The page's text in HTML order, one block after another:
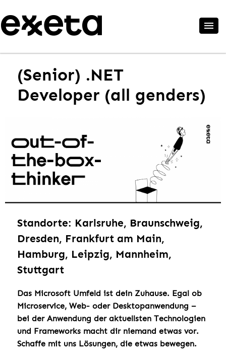
(Senior) .NET
Developer (all genders)
Standorte: Karlsruhe, Braunschweig,
Dresden, Frankfurt am Main,
Hamburg, Leipzig, Mannheim,
Stuttgart
Das Microsoft Umfeld ist dein Zuhause. Egal ob
Microservice, Web- oder Desktopanwendung –
bei der Anwendung der aktuellsten Technologien
und Frameworks macht dir niemand etwas vor.
Schaffe mit uns Lösungen, die etwas bewegen.